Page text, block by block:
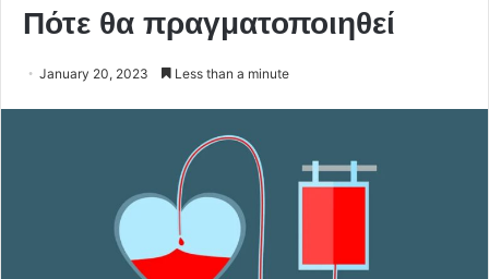
Πότε θα πραγματοποιηθεί
January 20, 2023 Less than a minute